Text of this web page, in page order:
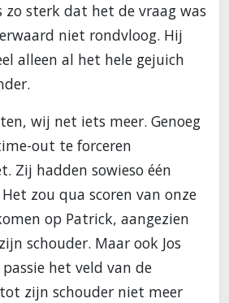
sterk dat het de vraag was
niet rondvloog. Hij
alleen al het hele gejuich
wij net iets meer. Genoeg
out te forceren
Zij hadden sowieso één
zou qua scoren van onze
op Patrick, aangezien
schouder. Maar ook Jos
het veld van de
zijn schouder niet meer